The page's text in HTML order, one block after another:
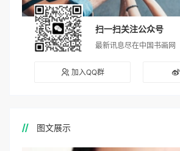
扫一扫关注公众号
最新讯息尽在中国书画网
加入QQ群
图文展示